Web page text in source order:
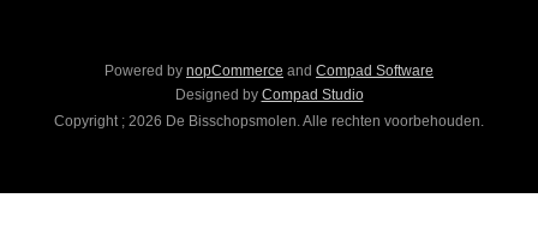
Powered by nopCommerce and Compad Software
Designed by Compad Studio
Copyright ; 2026 De Bisschopsmolen. Alle rechten voorbehouden.